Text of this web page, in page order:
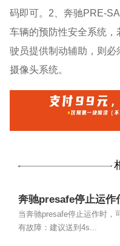
码即可。2、奔驰PRE-
车辆的预防性安全系统
驶员提供制动辅助，则
摄像头系统。
奔驰presafe停止运作
当奔驰presafe停止运作时，
有故障：建议送到4s...